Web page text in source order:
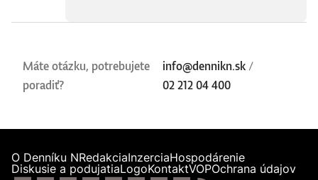
Máte otázku, potrebujete
poradiť?
info@dennikn.sk /
02 212 04 400
O Denníku NRedakciaInzerciaHospodárenie
Diskusie a podujatiaLogoKontaktVOPOchrana údajov